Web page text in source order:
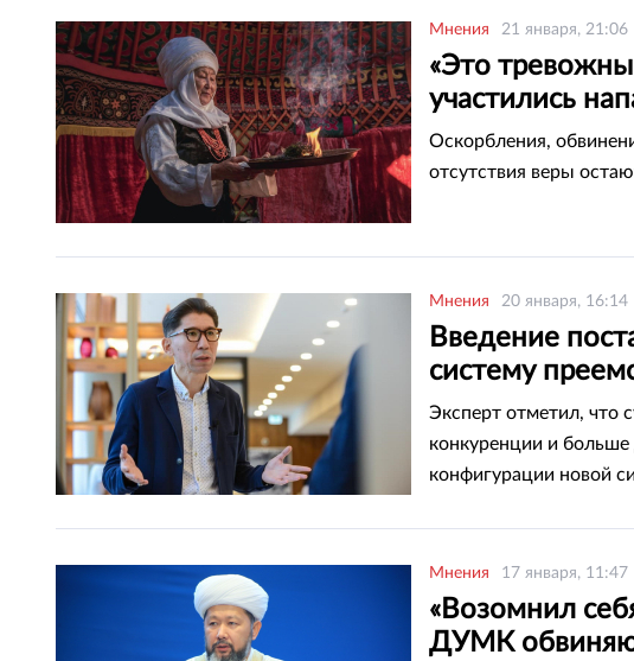
Мнения 21 января, 21:06
«Это
участились
казахстанцев
Оскорбления,
отсутствия веры
Мнения 20 января, 16:14
Введение
систему
Казахстане —
Эксперт отметил, что
конкуренции и
конфигурации новой
Мнения 17 января, 11:47
«Возомнил
ДУМК